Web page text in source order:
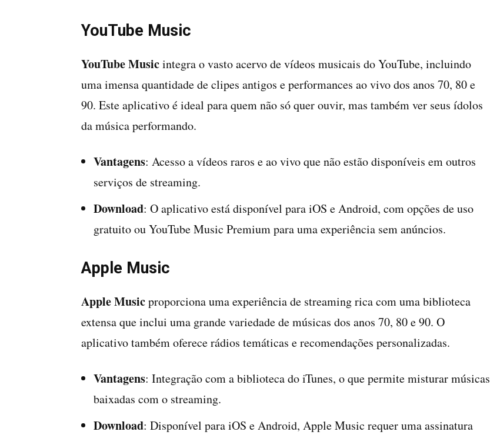
YouTube Music
YouTube Musicintegra o vasto acervo de vídeos musicais do YouTube, incluindo
uma imensa quantidade de clipes antigos e performances ao vivo dos anos 70, 80 e
90. Este aplicativo é ideal para quem não só quer ouvir, mas também ver seus ídolos
da música performando.
Vantagens: Acesso a vídeos raros e ao vivo que não estão disponíveis em outros
serviços de streaming.
Download: O aplicativo está disponível para iOS e Android, com opções de uso
gratuito ou YouTube Music Premium para uma experiência sem anúncios.
Apple Music
Apple Musicproporciona uma experiência de streaming rica com uma biblioteca
extensa que inclui uma grande variedade de músicas dos anos 70, 80 e 90. O
aplicativo também oferece rádios temáticas e recomendações personalizadas.
Vantagens: Integração com a biblioteca do iTunes, o que permite misturar músicas
baixadas com o streaming.
Download: Disponível para iOS e Android, Apple Music requer uma assinatura